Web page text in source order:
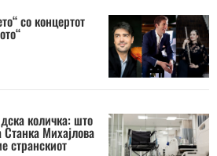
со концертот
количка: што
Михајлова
странскиот